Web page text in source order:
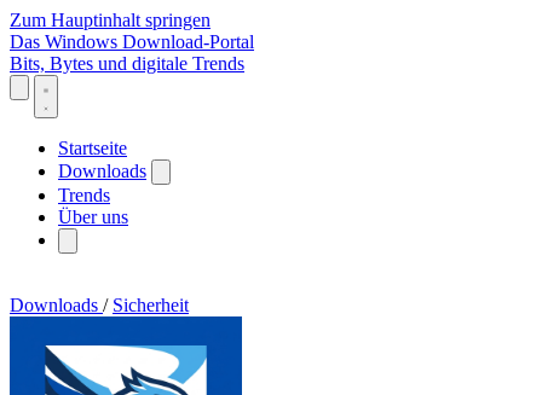
Zum Hauptinhalt springen
Das Windows Download-Portal
Bits, Bytes und digitale Trends
Startseite
Downloads
Trends
Über uns
Downloads / Sicherheit